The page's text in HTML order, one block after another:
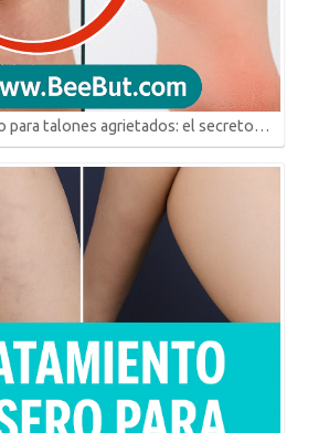
para talones agrietados: el secreto…